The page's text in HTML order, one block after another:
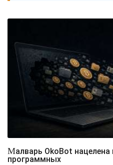
Малварь OkoBot нацелена на владельцев
программных